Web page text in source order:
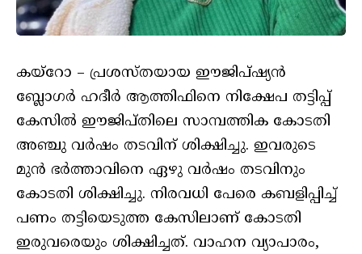
കയ്‌റോ – പ്രശസ്തയായ ഈജിപ്ഷ്യന്‍
ബ്ലോഗര്‍ ഹദീര്‍ ആത്തിഫിനെ നിക്ഷേപ തട്ടിപ്പ്
കേസില്‍ ഈജിപ്തിലെ സാമ്പത്തിക കോടതി
അഞ്ചു വര്‍ഷം തടവിന് ശിക്ഷിച്ചു. ഇവരുടെ
മുന്‍ ഭര്‍ത്താവിനെ ഏഴു വര്‍ഷം തടവിനും
കോടതി ശിക്ഷിച്ചു. നിരവധി പേരെ കബളിപ്പിച്ച്
പണം തട്ടിയെടുത്ത കേസിലാണ് കോടതി
ഇരുവരെയും ശിക്ഷിച്ചത്. വാഹന വ്യാപാരം,